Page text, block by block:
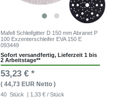
Mafell Schleifgitter D 150 mm Abranet P
100 Exzenterschleifer EVA 150 E
093449
Sofort versandfertig, Lieferzeit 1 bis
2 Arbeitstage**
53,23 € *
( 44,73 EUR Netto )
40 Stück
| 1,33 € / Stück